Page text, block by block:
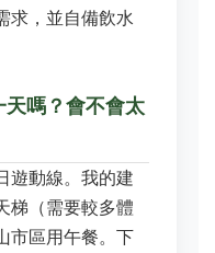
求，並自備飲水
嗎？會不會太
遊動線。我的建
梯（需要較多體
市區用午餐。下